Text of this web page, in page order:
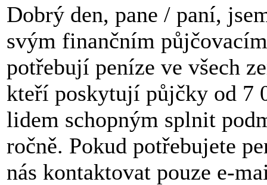
Dobrý den, pane / paní,
svým finančním
potřebují peníze ve všech
kteří poskytují půjčky od 7
lidem schopným splnit
ročně. Pokud potřebujete
nás kontaktovat pouze e-